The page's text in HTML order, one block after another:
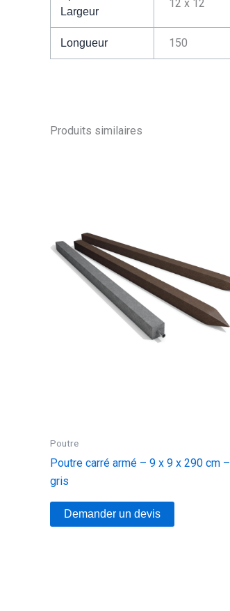
Largeur
12 x 12
Longueur 150
Produits similaires
Poutre
Poutre carré armé – 9 x 9 x 290 cm –
gris
Demander un devis